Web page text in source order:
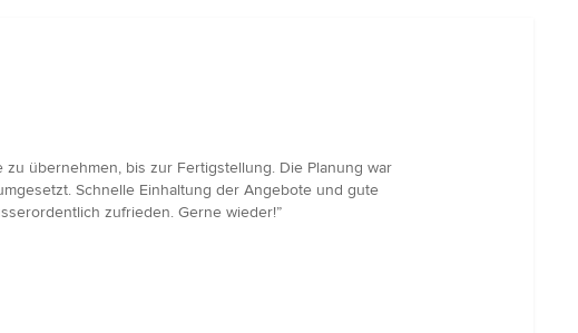
übernehmen, bis zur Fertigstellung. Die Planung war
Schnelle Einhaltung der Angebote und gute
zufrieden. Gerne wieder!”